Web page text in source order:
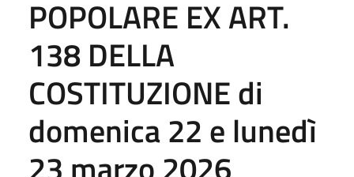
POPOLARE EX ART.
138 DELLA
COSTITUZIONE di
domenica 22 e lunedì